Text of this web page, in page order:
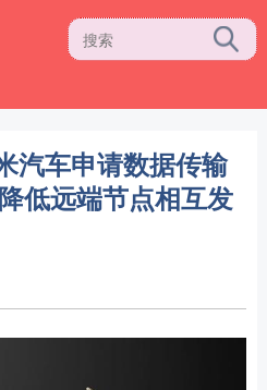
汽车申请数据传输
低远端节点相互发